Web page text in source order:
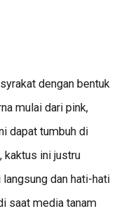
dengan bentuk
mulai dari pink,
dapat tumbuh di
kaktus ini justru
dan hati-hati
saat media tanam